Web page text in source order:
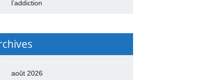
l’addiction
août 2026